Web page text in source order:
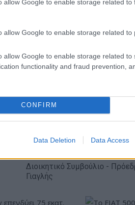
allow Google to enable storage related to
allow Google to enable storage related to
allow Google to enable storage related to
functionality and fraud prevention,
CONFIRM
Data Deletion Data Access
EBITDA στο α'
στα 550 εκατ. ευρώ
ευρώ σε 843
ενημέρωσης-
πενταετές
IAB Hellas: Νέα Διοικούσα
Διοικητικό Συμβούλιο -
Γιαγλής